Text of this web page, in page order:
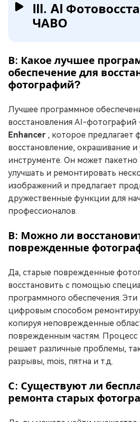
III. AI
ЧАВО
В: Какое лучшее
обеспечение для
фотографий?
Лучшее программное
восстановления AI-фотографий
Enhancer , которое предлагает
восстановление, окрашивание
инструменте. Он может пакетно
улучшать и ремонтировать
изображений и предлагает
дружественные функции для
профессионалов.
В: Можно ли
поврежденные
Да, старые поврежденные
восстановить с помощью
программного обеспечения.
цифровым способом
копируя неповрежденные
поврежденным частям. Процесс
решает различные проблемы,
разрывы, mois, пятна и т.д.
С: Существуют ли
ремонта старых